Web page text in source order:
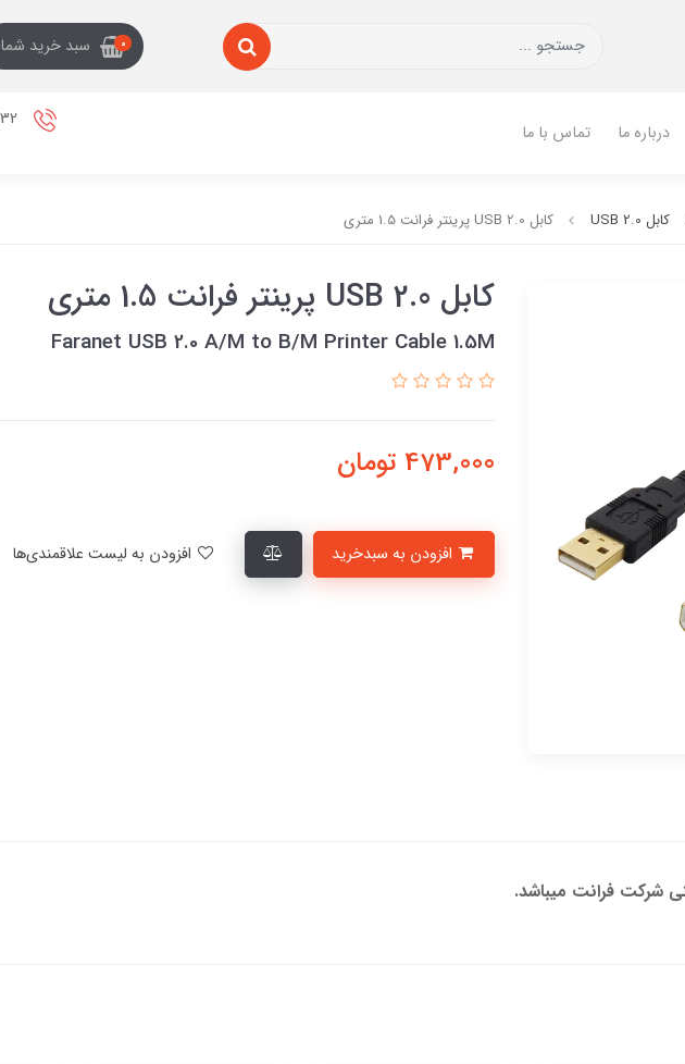
0 سبد خرید شما
درباره ما تماس با ما
کابل USB 2.0 کابل USB 2.0 پرینتر فرانت 1.5 متری
کابل USB 2.0 پرینتر فرانت 1.5 متری
Faranet USB 2.0 A/M to B/M Printer Cable 1.5M
473,000 تومان
شرکت فرانت میباشد.